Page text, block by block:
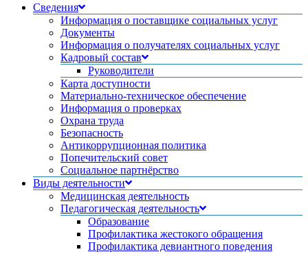
Сведения
Информация о поставщике социальных услуг
Документы
Информация о получателях социальных услуг
Кадровый состав
Руководители
Карта доступности
Материально-техническое обеспечение
Информация о проверках
Охрана труда
Безопасность
Антикоррупционная политика
Попечительский совет
Социальное партнёрство
Виды деятельности
Медицинская деятельность
Педагогическая деятельность
Образование
Профилактика жестокого обращения
Профилактика девиантного поведения